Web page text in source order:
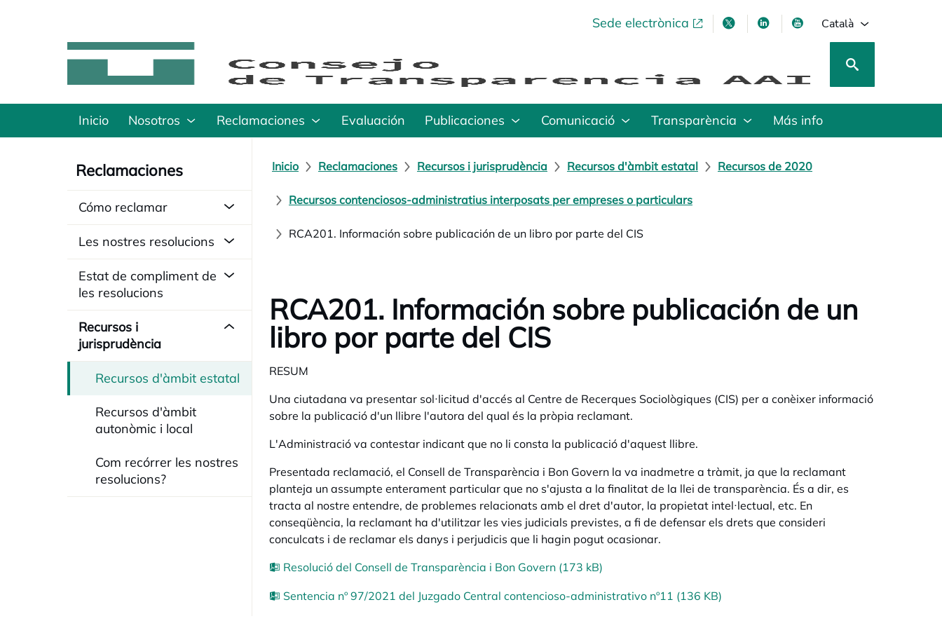
Sede electrònicaopens in a new tabopens in a new tab
opens in a new tab
opens in a new tab
Català
Inicio Nosotros Reclamaciones Evaluación Publicaciones Comunicació Transparència Más info
Reclamaciones
Cómo reclamar
Les nostres resolucions
Estat de compliment de
les resolucions
Recursos i
jurisprudència
Recursos d'àmbit estatal
Recursos d'àmbit
autonòmic i local
Com recórrer les nostres
resolucions?
Inicio Reclamaciones Recursos i jurisprudència Recursos d'àmbit estatal Recursos de 2020
Recursos contenciosos-administratius interposats per empreses o particulars
RCA201. Información sobre publicación de un libro por parte del CIS
RCA201. Información sobre publicación de un
libro por parte del CIS
RESUM
Una ciutadana va presentar sol·licitud d'accés al Centre de Recerques Sociològiques (CIS) per a conèixer informació
sobre la publicació d'un llibre l'autora del qual és la pròpia reclamant.
L'Administració va contestar indicant que no li consta la publicació d'aquest llibre.
Presentada reclamació, el Consell de Transparència i Bon Govern la va inadmetre a tràmit, ja que la reclamant
planteja un assumpte enterament particular que no s'ajusta a la finalitat de la llei de transparència. És a dir, es
tracta al nostre entendre, de problemes relacionats amb el dret d'autor, la propietat intel·lectual, etc. En
conseqüència, la reclamant ha d'utilitzar les vies judicials previstes, a fi de defensar els drets que consideri
conculcats i de reclamar els danys i perjudicis que li hagin pogut ocasionar.
Resolució del Consell de Transparència i Bon Govern (173 kB)
Sentencia nº 97/2021 del Juzgado Central contencioso-administrativo nº11 (136 KB)